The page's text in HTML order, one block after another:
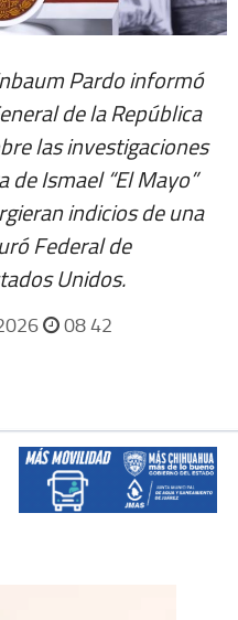
Pardo informó
de la República
las investigaciones
Ismael “El Mayo”
indicios de una
Federal de
Unidos.
08 42